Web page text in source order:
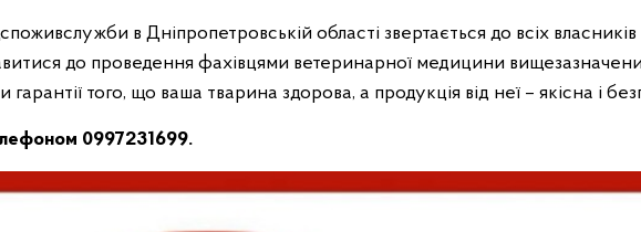
в Дніпропетровській області звертається до всіх
до проведення фахівцями ветеринарної медицини
гарантії того, що ваша тварина здорова, а продукція від неї – якісна і
0997231699.